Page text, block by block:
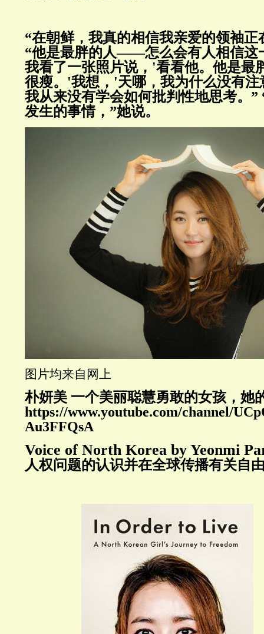
“在朝鲜，我真的相信我亲爱的领袖正
“他是最胖的人——怎么会有人相信这
我看了一张照片说， '看看他。他是最
很瘦。 '我想， '天哪，我为什么没有
我从来没有学会如何批判性地思考。”
发生的事情，”她说。
图片均来自网上
朴妍美 一个美丽聪慧勇敢的女孩，她
https://www.youtube.com/channel/
Au3FFQsA
Voice of North Korea by Yeonmi
人权问题的认识并在全球传播有关自